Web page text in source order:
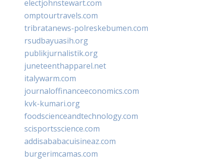
electjohnstewart.com
omptourtravels.com
tribratanews-polreskebumen.com
rsudbayuasih.org
publikjurnalistik.org
juneteenthapparel.net
italywarm.com
journaloffinanceeconomics.com
kvk-kumari.org
foodscienceandtechnology.com
scisportsscience.com
addisababacuisineaz.com
burgerimcamas.com